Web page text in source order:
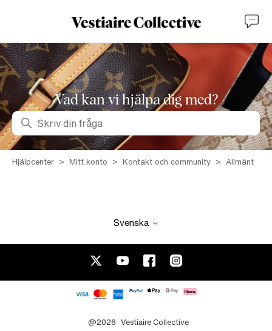
Vad kan vi hjälpa dig med?
Sök
Hjälpcenter Mitt konto Kontakt och community Allmänt
Svenska
@2026 Vestiaire Collective